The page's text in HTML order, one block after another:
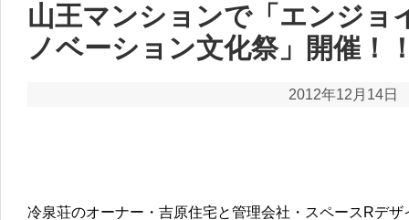
山王マンションで「エンジョ
ノベーション文化祭」開催！
2012年12月14日
冷泉荘のオーナー・吉原住宅と管理会社・スペースRデ